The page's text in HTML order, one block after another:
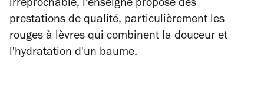
irréprochable, l'enseigne propose des
prestations de qualité, particulièrement les
rouges à lèvres qui combinent la douceur et
l'hydratation d'un baume.